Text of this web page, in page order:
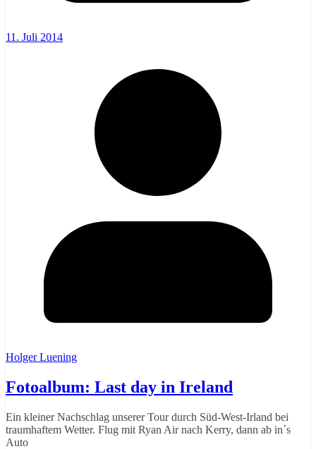
11. Juli 2014
Holger Luening
Fotoalbum: Last day in Ireland
Ein kleiner Nachschlag unserer Tour durch Süd-West-Irland bei
traumhaftem Wetter. Flug mit Ryan Air nach Kerry, dann ab in´s
Auto